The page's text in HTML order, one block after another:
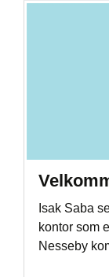
Isak Saba
kontor som
Nesseby